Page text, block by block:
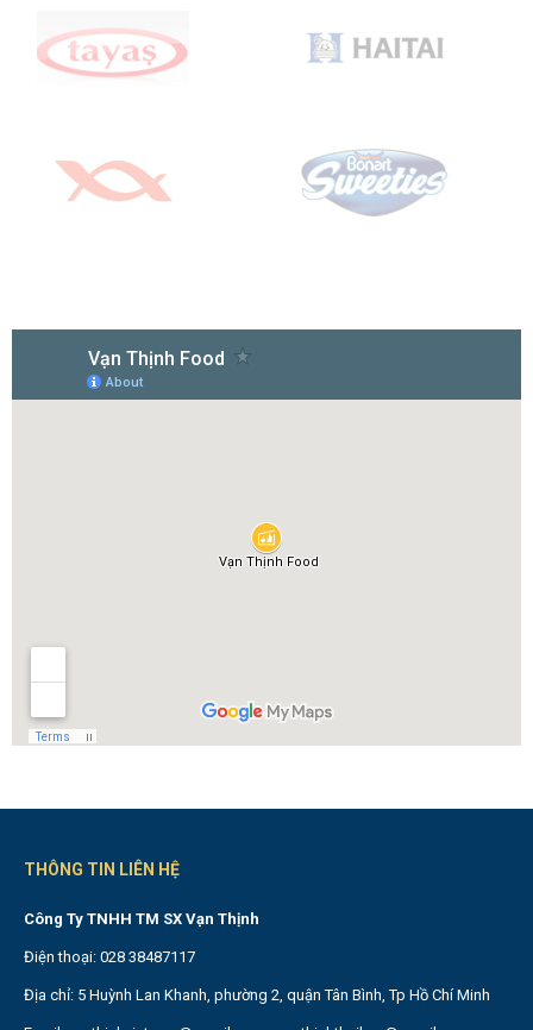
THÔNG TIN LIÊN HỆ
Công Ty TNHH TM SX Vạn Thịnh
Điện thoại: 028 38487117
Địa chỉ: 5 Huỳnh Lan Khanh, phường 2, quận Tân Bình, Tp Hồ Chí Minh